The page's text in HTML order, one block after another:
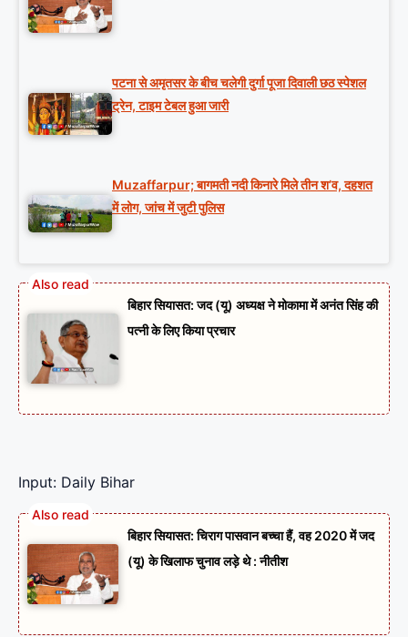
पटना से अमृतसर के बीच चलेगी दुर्गा पूजा दिवाली छठ स्पेशल
ट्रेन, टाइम टेबल हुआ जारी
Muzaffarpur; बागमती नदी किनारे मिले तीन श’व, दहशत
में लोग, जांच में जुटी पुलिस
बिहार सियासत: जद (यू) अध्यक्ष ने मोकामा में अनंत सिंह की
पत्नी के लिए किया प्रचार
Input: Daily Bihar
बिहार सियासत: चिराग पासवान बच्चा हैं, वह 2020 में जद
(यू) के खिलाफ चुनाव लड़े थे : नीतीश